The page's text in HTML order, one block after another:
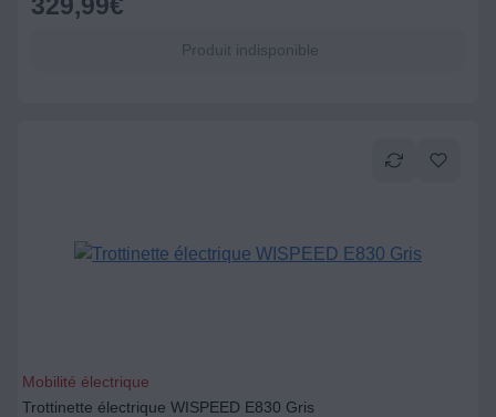
Produit indisponible
Mobilité électrique
Trottinette électrique WISPEED E830 Gris